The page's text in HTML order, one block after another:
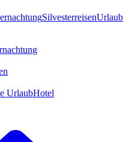
SilvesterreisenUrlaub
UrlaubHotel